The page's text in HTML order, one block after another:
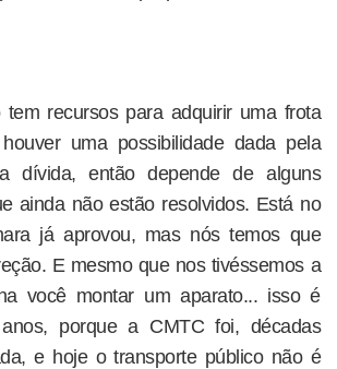
tem recursos para adquirir uma frota
uma possibilidade dada pela
dívida, então depende de alguns
ainda não estão resolvidos. Está no
já aprovou, mas nós temos que
E mesmo que nos tivéssemos a
você montar um aparato... isso é
porque a CMTC foi, décadas
e hoje o transporte público não é